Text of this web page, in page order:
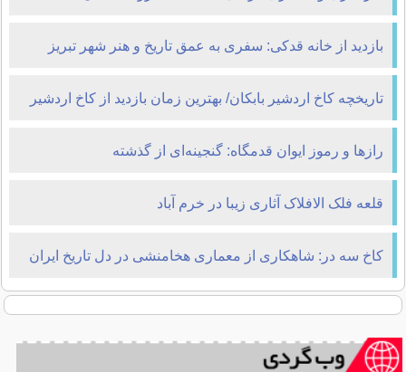
بازدید از خانه قدکی: سفری به عمق تاریخ و هنر شهر تبریز
تاریخچه کاخ اردشیر بابکان/ بهترین زمان بازدید از کاخ اردشیر
رازها و رموز ایوان قدمگاه: گنجینه‌ای از گذشته
قلعه فلک الافلاک آثاری زیبا در خرم آباد
کاخ سه در: شاهکاری از معماری هخامنشی در دل تاریخ ایران
باستان